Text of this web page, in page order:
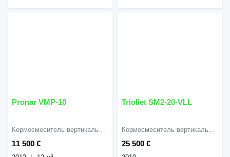
Pronar VMP-10
11 500 €
Кормосмеситель вертикальный
Trioliet SM2-20-VLL
25 500 €
Кормосмеситель вертикальный